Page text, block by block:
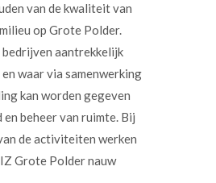
van de kwaliteit van
op Grote Polder.
aantrekkelijk
waar via samenwerking
kan worden gegeven
en beheer van ruimte. Bij
de activiteiten werken
Grote Polder nauw